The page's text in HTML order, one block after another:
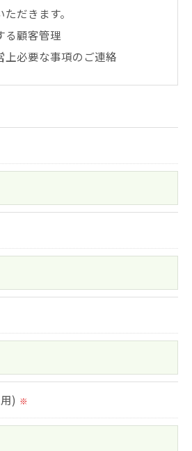
だきます。
る顧客管理
上必要な事項のご連絡
第三者に提供することはいたし
いて＞
の達成に必要な範囲において、
しては個人情報保護契約等の措
を行います。
の漏洩等がなされないよう、適
施します。
) ※